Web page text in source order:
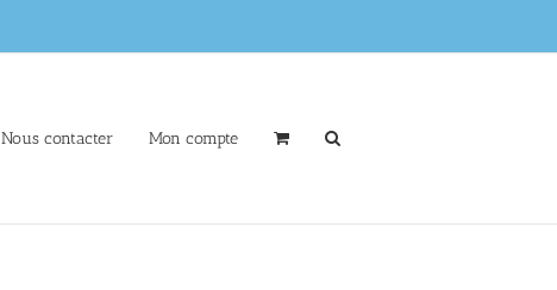
Nous contacter Mon compte